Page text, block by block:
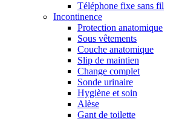
Téléphone fixe sans fil
Incontinence
Protection anatomique
Sous vêtements
Couche anatomique
Slip de maintien
Change complet
Sonde urinaire
Hygiène et soin
Alèse
Gant de toilette